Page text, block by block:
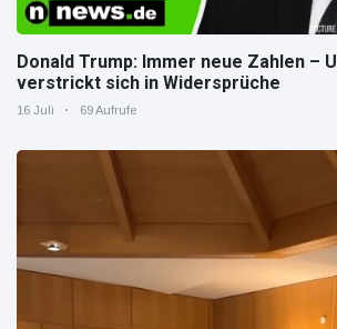
Donald Trump: Immer neue Zahlen –
verstrickt sich in Widersprüche
16 Juli 69 Aufrufe